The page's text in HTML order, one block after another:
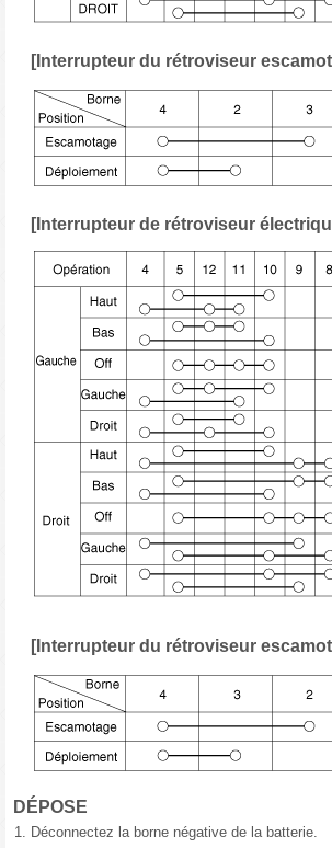
[Interrupteur du rétroviseur
[Interrupteur de rétroviseur
[Interrupteur du rétroviseur
DÉPOSE
1. Déconnectez la borne négative de la batterie.